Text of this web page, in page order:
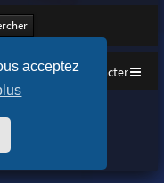
acceptez
Nous contacter
© phpBB Limited